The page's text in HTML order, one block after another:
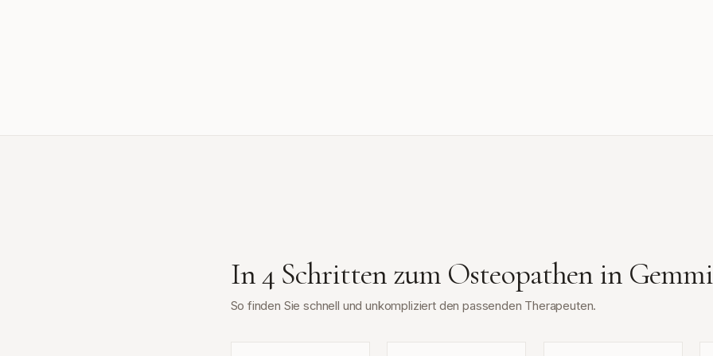
In 4 Schritten zum Osteopathen in
So finden Sie schnell und unkompliziert den passenden Therapeuten.